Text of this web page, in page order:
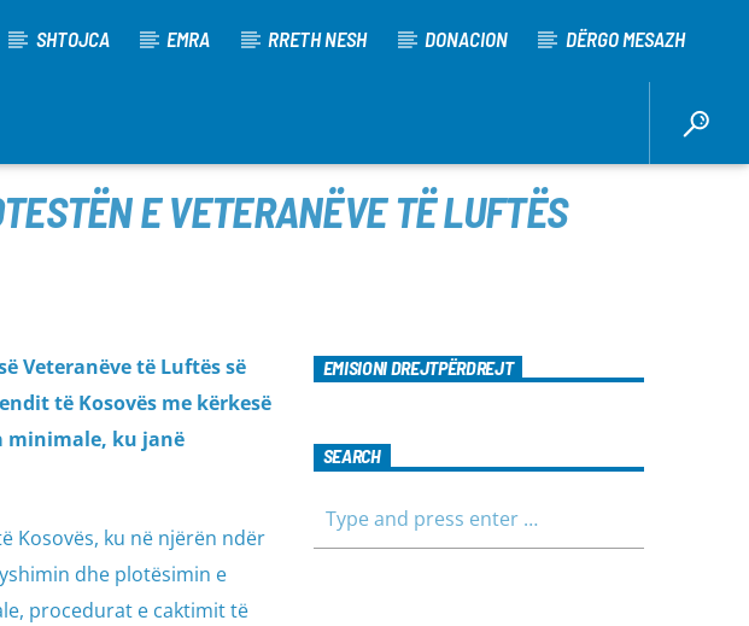
SHTOJCA EMRA RRETH NESH DONACION DËRGO MESAZH
E VETERANËVE TË LUFTËS
Veteranëve të Luftës së
të Kosovës me kërkesë
minimale, ku janë
Kosovës, ku në njërën ndër
dhe plotësimin e
procedurat e caktimit të
EMISIONI DREJTPËRDREJT
SEARCH